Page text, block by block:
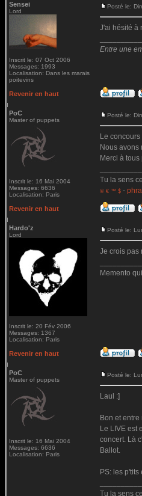
Sensei
Lord
Inscrit le: 07 Oct 2006
Messages: 1993
Localisation: Dans les marais
poitevins
Posté le:
J'ai hésité à
Entre une
Revenir en haut
PoC
Master of puppets
Inscrit le: 16 Mai 2004
Messages: 6636
Localisation: Paris
Posté le:
Le
Nous avons
Merci à
Tu la sens
© € ™ $ -
Revenir en haut
Hardo'z
Lord
Inscrit le: 20 Fév 2006
Messages: 1367
Localisation: Paris
Posté le:
Je crois pas
Memento
Revenir en haut
PoC
Master of puppets
Inscrit le: 16 Mai 2004
Messages: 6636
Localisation: Paris
Posté le:
Laul :]
Bon et
Le LIVE est
concert. Là
Ballot.
PS: les
Tu la sens